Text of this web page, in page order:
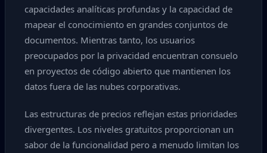
capacidades analíticas profundas y la capacidad de
mapear el conocimiento en grandes conjuntos de
documentos. Mientras tanto, los usuarios
preocupados por la privacidad encuentran consuelo
en proyectos de código abierto que mantienen los
datos fuera de las nubes corporativas.
Las estructuras de precios reflejan estas prioridades
divergentes. Los niveles gratuitos proporcionan un
sabor de la funcionalidad pero a menudo limitan los